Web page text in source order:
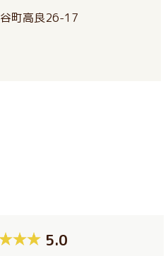
町高良26-17
5.0